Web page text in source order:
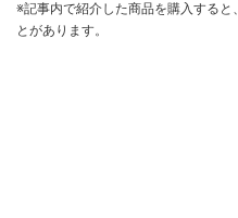
※記事内で紹介した商品を購入する
とがあります。